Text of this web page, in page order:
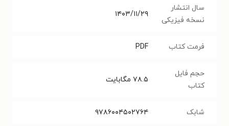
سال انتشار
نسخه فیزیکی
۱۴۰۳/۱۱/۲۹
فرمت کتاب PDF
حجم فایل
کتاب
۷۸.۵ مگابایت
شابک ۹۷۸۶۰۰۴۵۰۲۷۶۴